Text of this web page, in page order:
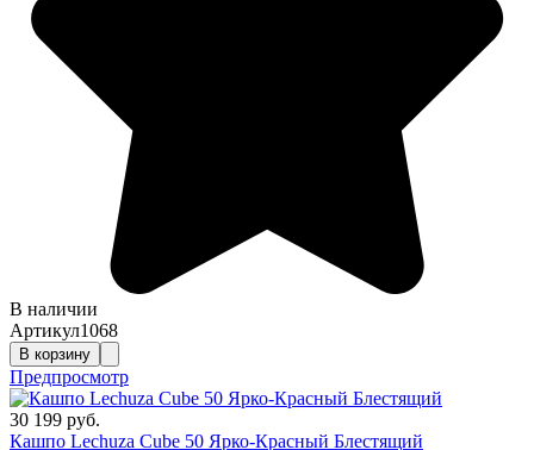
В наличии
Артикул1068
В корзину
Предпросмотр
30 199 руб.
Кашпо Lechuza Cube 50 Ярко-Красный Блестящий